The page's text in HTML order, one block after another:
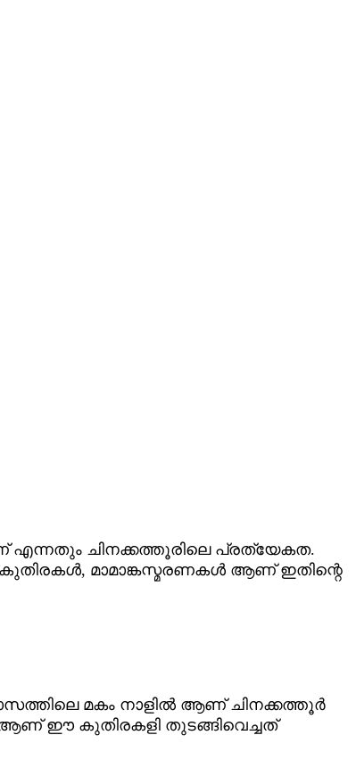
എന്നതും ചിനക്കത്തൂരിലെ പ്രത്യേകത.
മാമാങ്കസ്മരണകള്‍ ആണ് ഇതിന്റെ
മകം നാളില്‍ ആണ് ചിനക്കത്തൂര്‍
ഈ കുതിരകളി തുടങ്ങിവെച്ചത്